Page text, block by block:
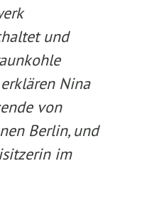
und
Nina
von
Berlin, und
im